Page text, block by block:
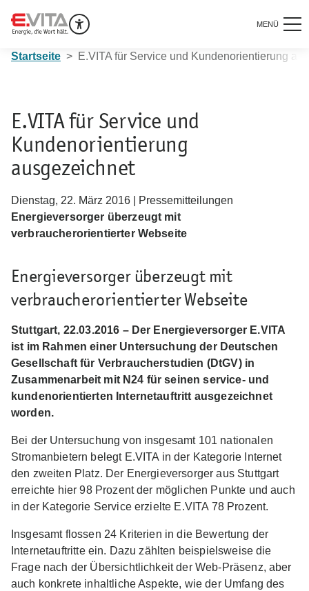
MENÜ
Startseite E.VITA für Service und Kundenorientierung
E.VITA für Service und
Kundenorientierung
ausgezeichnet
Dienstag, 22. März 2016 | Pressemitteilungen
Energieversorger überzeugt mit
verbraucherorientierter Webseite
Energieversorger überzeugt mit
verbraucherorientierter Webseite
Stuttgart, 22.03.2016 – Der Energieversorger E.VITA
ist im Rahmen einer Untersuchung der Deutschen
Gesellschaft für Verbraucherstudien (DtGV) in
Zusammenarbeit mit N24 für seinen service- und
kundenorientierten Internetauftritt ausgezeichnet
worden.
Bei der Untersuchung von insgesamt 101 nationalen
Stromanbietern belegt E.VITA in der Kategorie Internet
den zweiten Platz. Der Energieversorger aus Stuttgart
erreichte hier 98 Prozent der möglichen Punkte und auch
in der Kategorie Service erzielte E.VITA 78 Prozent.
Insgesamt flossen 24 Kriterien in die Bewertung der
Internetauftritte ein. Dazu zählten beispielsweise die
Frage nach der Übersichtlichkeit der Web-Präsenz, aber
auch konkrete inhaltliche Aspekte, wie der Umfang des